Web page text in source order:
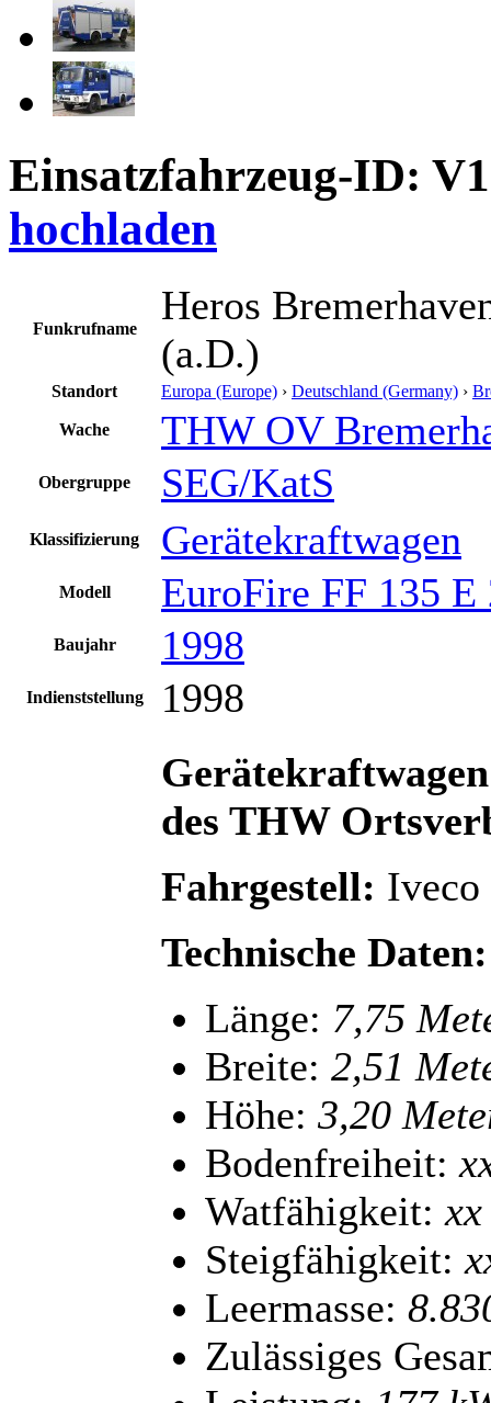
Einsatzfahrzeug-ID:
hochladen
Funkrufname
Heros
(a.D.)
Standort Europa (Europe) › Deutschland (Germany) ›
Wache THW OV
Obergruppe SEG/KatS
Klassifizierung Gerätekraftwagen
Modell EuroFire FF 135 E
Baujahr 1998
Indienststellung
1998
des THW
Fahrgestell: Iveco
Technische Daten:
Länge: 7,75
Breite: 2,51
Höhe: 3,20
Bodenfreiheit:
Watfähigkeit:
Steigfähigkeit:
Leermasse:
Zulässiges